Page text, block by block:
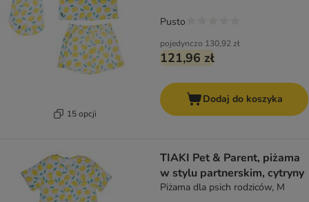
15 opcji
pojedynczo 130,92 zł
121,96 zł
Pusto
Dodaj do koszyka
TIAKI Pet & Parent, piżama
w stylu partnerskim, cytryny
Piżama dla psich rodziców, M